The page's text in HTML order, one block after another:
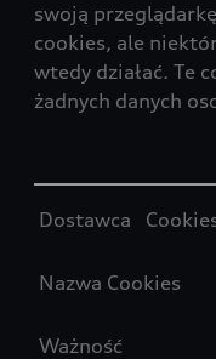
swoją
cookies, ale
wtedy działać. Te
żadnych danych
Dostawca
Nazwa Cookies
Ważność